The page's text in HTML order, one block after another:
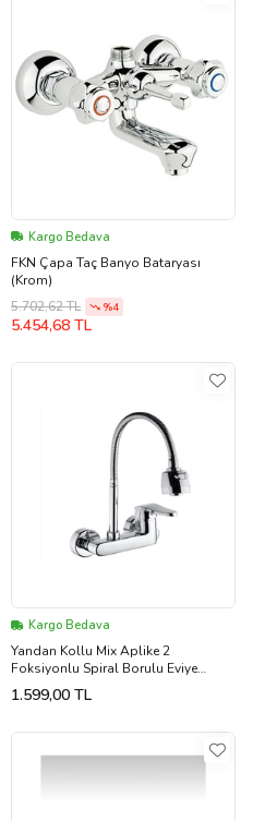
Kargo Bedava
FKN Çapa Taç Banyo Bataryası
(Krom)
5.702,62 TL
%4
5.454,68 TL
Kargo Bedava
Yandan Kollu Mix Aplike 2
Foksiyonlu Spiral Borulu Eviye
Bataryası
1.599,00 TL